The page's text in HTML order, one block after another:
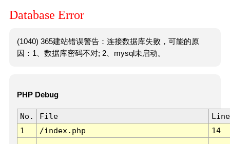
Database Error
(1040) 365建站错误警告：连接数据库失败，可能的原
因：1、数据库密码不对; 2、mysql未启动。
PHP Debug
No. File
Line
1
/index.php 14